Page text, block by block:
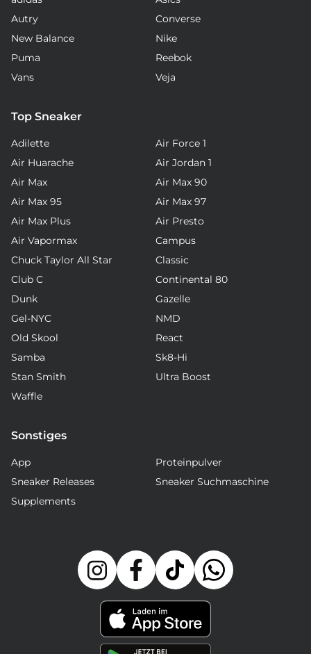
Autry
Converse
New Balance
Nike
Puma
Reebok
Vans
Veja
Top Sneaker
Adilette
Air Force 1
Air Huarache
Air Jordan 1
Air Max
Air Max 90
Air Max 95
Air Max 97
Air Max Plus
Air Presto
Air Vapormax
Campus
Chuck Taylor All Star
Classic
Club C
Continental 80
Dunk
Gazelle
Gel-NYC
NMD
Old Skool
React
Samba
Sk8-Hi
Stan Smith
Ultra Boost
Waffle
Sonstiges
App
Proteinpulver
Sneaker Releases
Sneaker Suchmaschine
Supplements